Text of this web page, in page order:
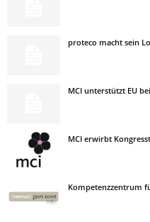
proteco macht sein
MCI unterstützt EU
MCI erwirbt
Kompetenzzentrum